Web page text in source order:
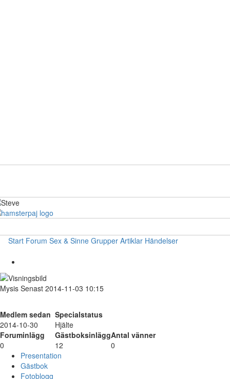
Start Forum Sex & Sinne Grupper Artiklar Händelser
Mysis Senast 2014-11-03 10:15
Medlem sedan Specialstatus
2014-10-30
Hjälte
Foruminlägg
GästboksinläggAntal vänner
0
12
0
Presentation
Gästbok
Fotoblogg